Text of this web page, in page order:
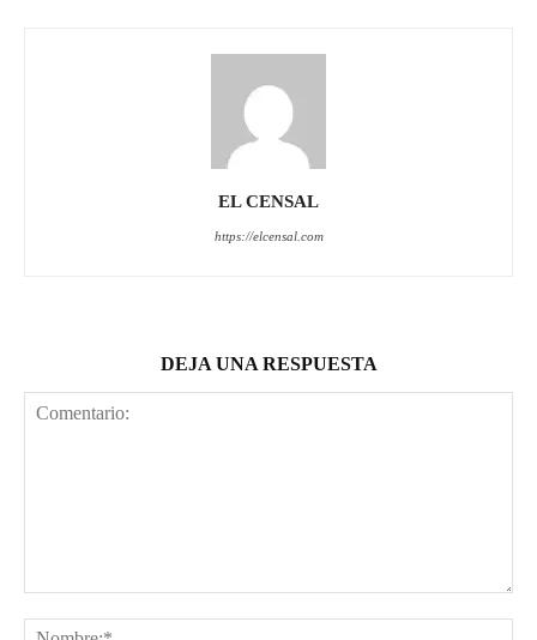
EL CENSAL
https://elcensal.com
DEJA UNA RESPUESTA